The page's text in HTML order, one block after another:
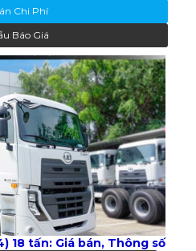
Chi Phí
Báo Giá
18 tấn: Giá bán, Thông số